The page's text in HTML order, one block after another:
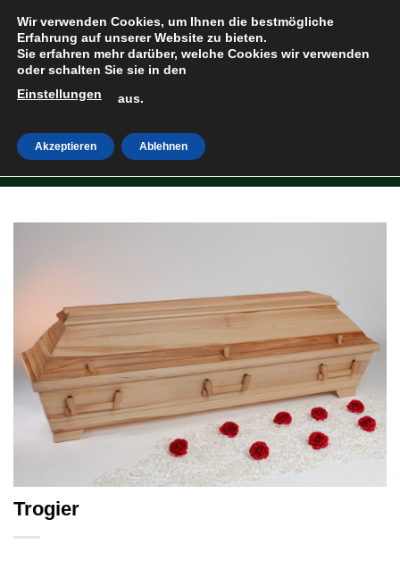
Inhalt
springen
HOME
Trogier
Wir verwenden Cookies, um Ihnen die bestmögliche
Erfahrung auf unserer Website zu bieten.
Sie erfahren mehr darüber, welche Cookies wir verwenden
oder schalten Sie sie in den
Einstellungen
aus.
Akzeptieren Ablehnen